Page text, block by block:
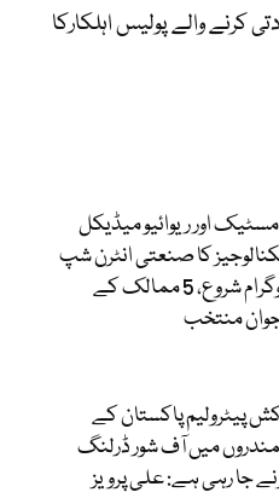
اور ریوائیو میڈیکل
کا صنعتی انٹرن شپ
پروگرام شروع، 5 ممالک کے
منتخب
پیٹرولیم پاکستان کے
میں آف شور ڈرلنگ
جا رہی ہے: علی پرویز
کرنے والے پولیس اہلکارکا